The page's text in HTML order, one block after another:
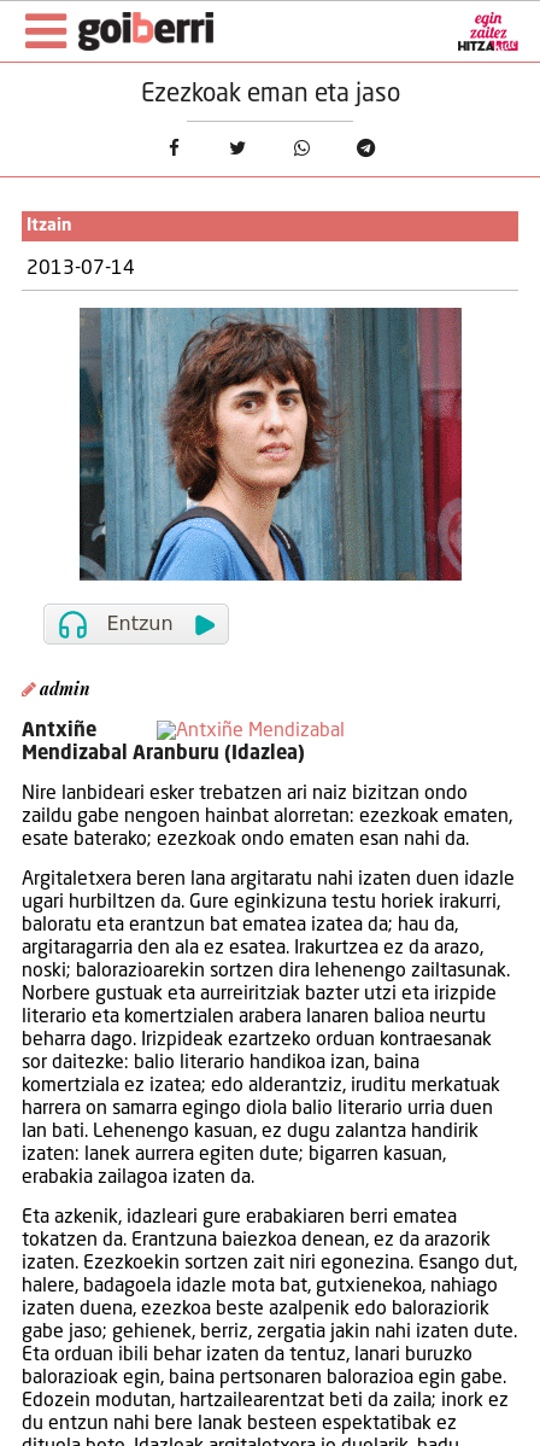
Ezezkoak eman eta jaso
Itzain
2013-07-14
admin
Antxiñe
Mendizabal Aranburu (Idazlea)
Nire lanbideari esker trebatzen ari naiz bizitzan ondo
zaildu gabe nengoen hainbat alorretan: ezezkoak ematen,
esate baterako; ezezkoak ondo ematen esan nahi da.
Argitaletxera beren lana argitaratu nahi izaten duen idazle
ugari hurbiltzen da. Gure eginkizuna testu horiek irakurri,
baloratu eta erantzun bat ematea izatea da; hau da,
argitaragarria den ala ez esatea. Irakurtzea ez da arazo,
noski; balorazioarekin sortzen dira lehenengo zailtasunak.
Norbere gustuak eta aurreiritziak bazter utzi eta irizpide
literario eta komertzialen arabera lanaren balioa neurtu
beharra dago. Irizpideak ezartzeko orduan kontraesanak
sor daitezke: balio literario handikoa izan, baina
komertziala ez izatea; edo alderantziz, iruditu merkatuak
harrera on samarra egingo diola balio literario urria duen
lan bati. Lehenengo kasuan, ez dugu zalantza handirik
izaten: lanek aurrera egiten dute; bigarren kasuan,
erabakia zailagoa izaten da.
Eta azkenik, idazleari gure erabakiaren berri ematea
tokatzen da. Erantzuna baiezkoa denean, ez da arazorik
izaten. Ezezkoekin sortzen zait niri egonezina. Esango dut,
halere, badagoela idazle mota bat, gutxienekoa, nahiago
izaten duena, ezezkoa beste azalpenik edo baloraziorik
gabe jaso; gehienek, berriz, zergatia jakin nahi izaten dute.
Eta orduan ibili behar izaten da tentuz, lanari buruzko
balorazioak egin, baina pertsonaren balorazioa egin gabe.
Edozein modutan, hartzailearentzat beti da zaila; inork ez
du entzun nahi bere lanak besteen espektatibak ez